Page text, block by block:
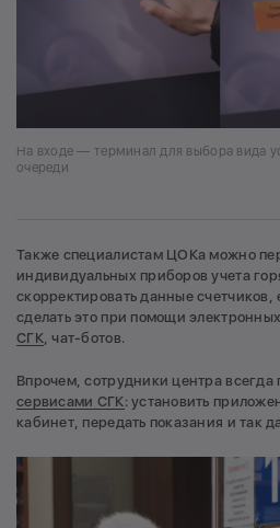
На входе — терминал для выбора вида
очереди
Также специалистам ЦОКа можно
индивидуальных приборов учета
скорректировать данные счетчиков,
сделать это при помощи
СГК, чат-ботов.
Впрочем, сотрудники центра всегда
сервисами СГК: установить
кабинет, передать показания и так